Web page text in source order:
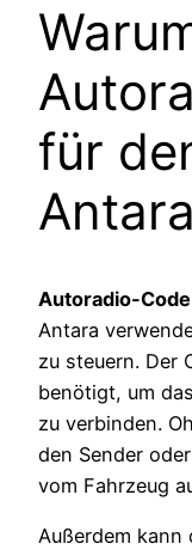
für
Autoradio-Code
Antara
zu steuern. Der
benötigt, um
zu verbinden.
den Sender
vom Fahrzeug
Außerdem kann